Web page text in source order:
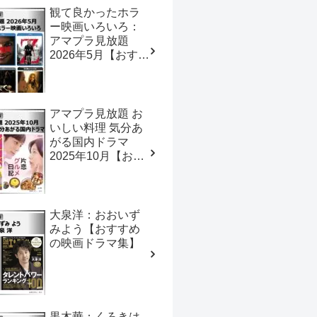
観て良かったホラ
ー映画いろいろ：
アマプラ見放題
2026年5月【おすす
アマプラ見放題 お
いしい料理 気分あ
がる国内ドラマ
2025年10月【おす
大泉洋：おおいず
みよう【おすすめ
の映画ドラマ集】